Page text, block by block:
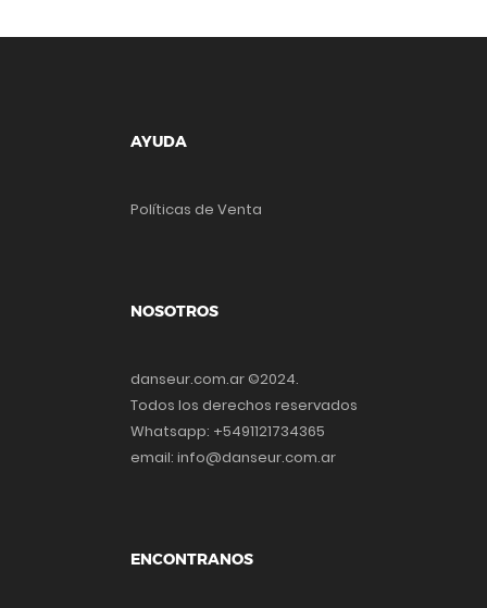
AYUDA
Políticas de Venta
NOSOTROS
danseur.com.ar ©2024.
Todos los derechos reservados
Whatsapp: +5491121734365
email: info@danseur.com.ar
ENCONTRANOS